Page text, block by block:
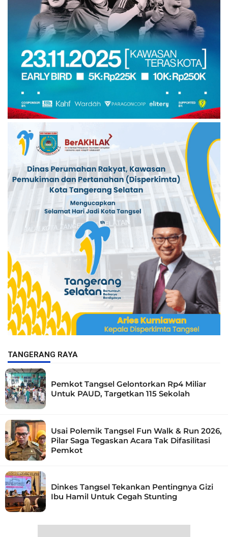
TANGERANG RAYA
Pemkot Tangsel Gelontorkan Rp4 Miliar
Untuk PAUD, Targetkan 115 Sekolah
Usai Polemik Tangsel Fun Walk & Run 2026,
Pilar Saga Tegaskan Acara Tak Difasilitasi
Pemkot
Dinkes Tangsel Tekankan Pentingnya Gizi
Ibu Hamil Untuk Cegah Stunting